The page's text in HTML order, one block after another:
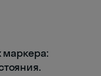
маркера: